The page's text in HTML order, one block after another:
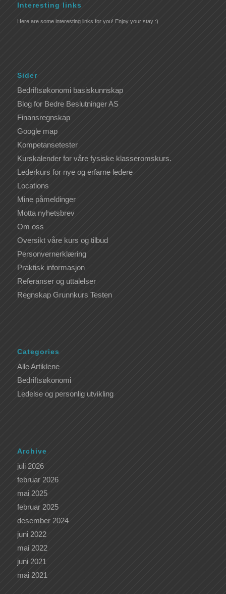
Interesting links
Here are some interesting links for you! Enjoy your stay :)
Sider
Bedriftsøkonomi basiskunnskap
Blog for Bedre Beslutninger AS
Finansregnskap
Google map
Kompetansetester
Kurskalender for våre fysiske klasseromskurs.
Lederkurs for nye og erfarne ledere
Locations
Mine påmeldinger
Motta nyhetsbrev
Om oss
Oversikt våre kurs og tilbud
Personvernerklæring
Praktisk informasjon
Referanser og uttalelser
Regnskap Grunnkurs Testen
Categories
Alle Artiklene
Bedriftsøkonomi
Ledelse og personlig utvikling
Archive
juli 2026
februar 2026
mai 2025
februar 2025
desember 2024
juni 2022
mai 2022
juni 2021
mai 2021